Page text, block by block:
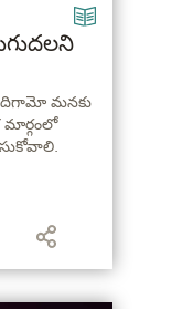
ఎదిగామో మనకు